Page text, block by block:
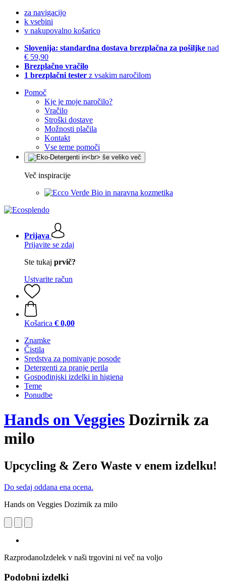
za navigacijo
k vsebini
v nakupovalno košarico
Slovenija: standardna dostava brezplačna za pošiljke nad
€ 59,90
Brezplačno vračilo
1 brezplačni tester z vsakim naročilom
Pomoč
Kje je moje naročilo?
Vračilo
Stroški dostave
Možnosti plačila
Kontakt
Vse teme pomoči
Več inspiracije
Bio in naravna kozmetika
Prijava
Prijavite se zdaj
Ste tukaj prvič?
Ustvarite račun
Košarica € 0,00
Znamke
Čistila
Sredstva za pomivanje posode
Detergenti za pranje perila
Gospodinjski izdelki in higiena
Teme
Ponudbe
Hands on Veggies Dozirnik za
milo
Upcycling & Zero Waste v enem izdelku!
Do sedaj oddana ena ocena.
Hands on Veggies Dozirnik za milo
RazprodanoIzdelek v naši trgovini ni več na voljo
Podobni izdelki